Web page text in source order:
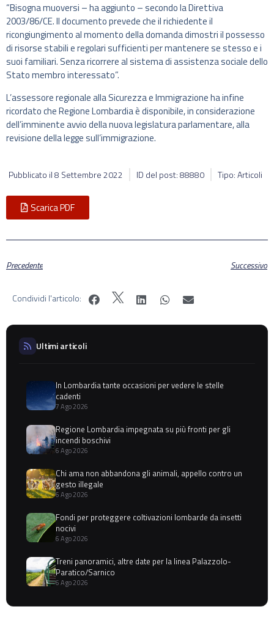
“Bisogna muoversi – ha aggiunto – secondo la Direttiva
2003/86/CE. Il documento prevede che il richiedente il
ricongiungimento al momento della domanda dimostri il possesso
di risorse stabili e regolari sufficienti per mantenere se stesso e i
suoi familiari. Senza ricorrere al sistema di assistenza sociale dello
Stato membro interessato”.
L’assessore regionale alla Sicurezza e Immigrazione ha infine
ricordato che Regione Lombardia è disponibile, in considerazione
dell’imminente avvio della nuova legislatura parlamentare, alla
revisione della legge sull’immigrazione.
Pubblicato il8 Settembre 2022 ID del post: 88880 Tipo: Articoli
Scarica PDF
Precedente Successivo
Condividi l'articolo:
Ultimi articoli
In Lombardia tante occasioni per vedere le stelle
cadenti
7 Ago 2026
Regione Lombardia impegnata su più fronti per gli
incendi boschivi
6 Ago 2026
Chi ama non abbandona gli animali, appello contro un
gesto illegale
6 Ago 2026
Fondi per proteggere coltivazioni lombarde da insetti
nocivi
6 Ago 2026
Treni panoramici, altre date per la linea Palazzolo-
Paratico/Sarnico
6 Ago 2026